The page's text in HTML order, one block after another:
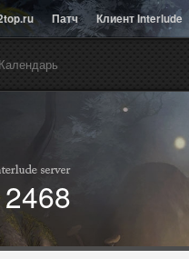
Патч Клиент Interlude
Календарь
2468